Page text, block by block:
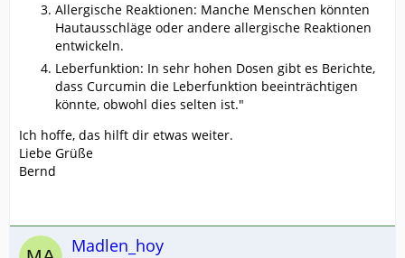
Allergische Reaktionen: Manche Menschen könnten
Hautausschläge oder andere allergische Reaktionen
entwickeln.
Leberfunktion: In sehr hohen Dosen gibt es Berichte,
dass Curcumin die Leberfunktion beeinträchtigen
könnte, obwohl dies selten ist."
Ich hoffe, das hilft dir etwas weiter.
Liebe Grüße
Bernd
Madlen_hoy